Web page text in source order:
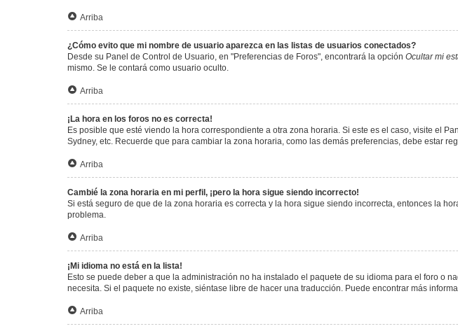
Arriba
¿Cómo evito que mi nombre de usuario aparezca en las listas de usuarios conectados?
Desde su Panel de Control de Usuario, en "Preferencias de Foros", encontrará la opción Ocultar mi
mismo. Se le contará como usuario oculto.
Arriba
¡La hora en los foros no es correcta!
Es posible que esté viendo la hora correspondiente a otra zona horaria. Si este es el caso, visite el
Sydney, etc. Recuerde que para cambiar la zona horaria, como las demás preferencias, debe estar
Arriba
Cambié la zona horaria en mi perfil, ¡pero la hora sigue siendo incorrecto!
Si está seguro de que de la zona horaria es correcta y la hora sigue siendo incorrecta, entonces la
problema.
Arriba
¡Mi idioma no está en la lista!
Esto se puede deber a que la administración no ha instalado el paquete de su idioma para el foro o
necesita. Si el paquete no existe, siéntase libre de hacer una traducción. Puede encontrar más
Arriba